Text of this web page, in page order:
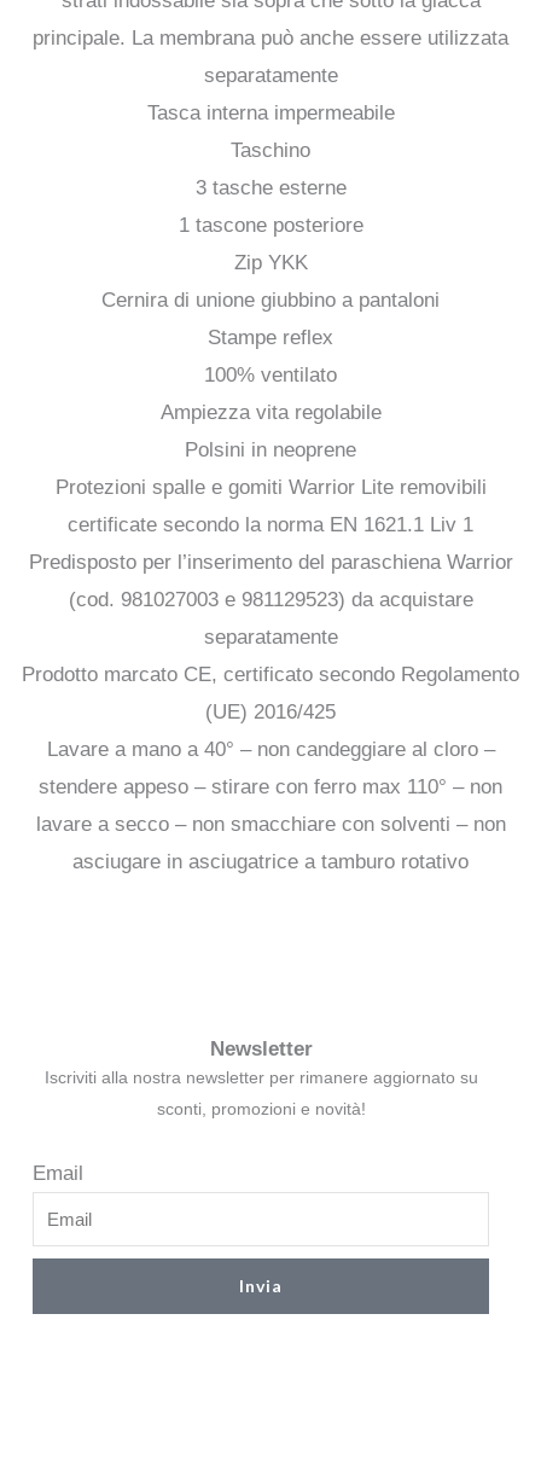
principale. La membrana può anche essere utilizzata
separatamente
Tasca interna impermeabile
Taschino
3 tasche esterne
1 tascone posteriore
Zip YKK
Cernira di unione giubbino a pantaloni
Stampe reflex
100% ventilato
Ampiezza vita regolabile
Polsini in neoprene
Protezioni spalle e gomiti Warrior Lite removibili
certificate secondo la norma EN 1621.1 Liv 1
Predisposto per l’inserimento del paraschiena Warrior
(cod. 981027003 e 981129523) da acquistare
separatamente
Prodotto marcato CE, certificato secondo Regolamento
(UE) 2016/425
Lavare a mano a 40° – non candeggiare al cloro –
stendere appeso – stirare con ferro max 110° – non
lavare a secco – non smacchiare con solventi – non
asciugare in asciugatrice a tamburo rotativo
Newsletter
Iscriviti alla nostra newsletter per rimanere aggiornato su
sconti, promozioni e novità!
Email
Invia